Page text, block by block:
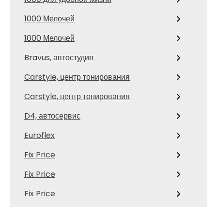
1000 Мелочей
1000 Мелочей
Bravus, автостудия
Carstyle, центр тонирования
Carstyle, центр тонирования
D4, автосервис
Euroflex
Fix Price
Fix Price
Fix Price